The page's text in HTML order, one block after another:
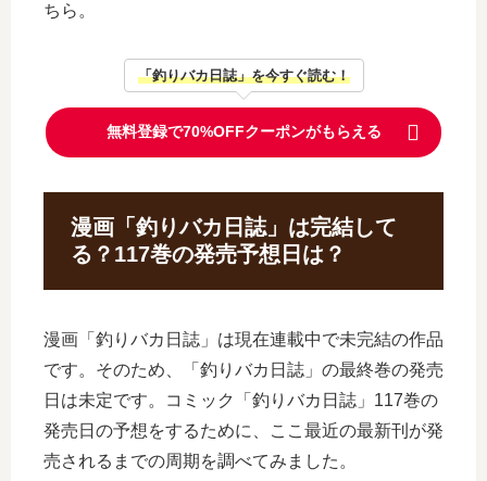
ちら。
「釣りバカ日誌」を今すぐ読む！
無料登録で70%OFFクーポンがもらえる
漫画「釣りバカ日誌」は完結して
る？117巻の発売予想日は？
漫画「釣りバカ日誌」は現在連載中で未完結の作品
です。そのため、「釣りバカ日誌」の最終巻の発売
日は未定です。コミック「釣りバカ日誌」117巻の
発売日の予想をするために、ここ最近の最新刊が発
売されるまでの周期を調べてみました。